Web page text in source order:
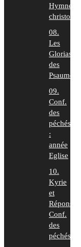
Hymnes
08.
Les
Glorias
des
Psaumes
09.
Conf.
des
péchés
:
année
Eglise
10.
Kyrie
et
Répons
Conf.
des
péchés